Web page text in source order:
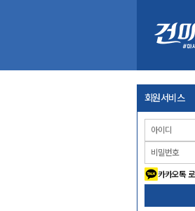
회원서비스
카카오톡